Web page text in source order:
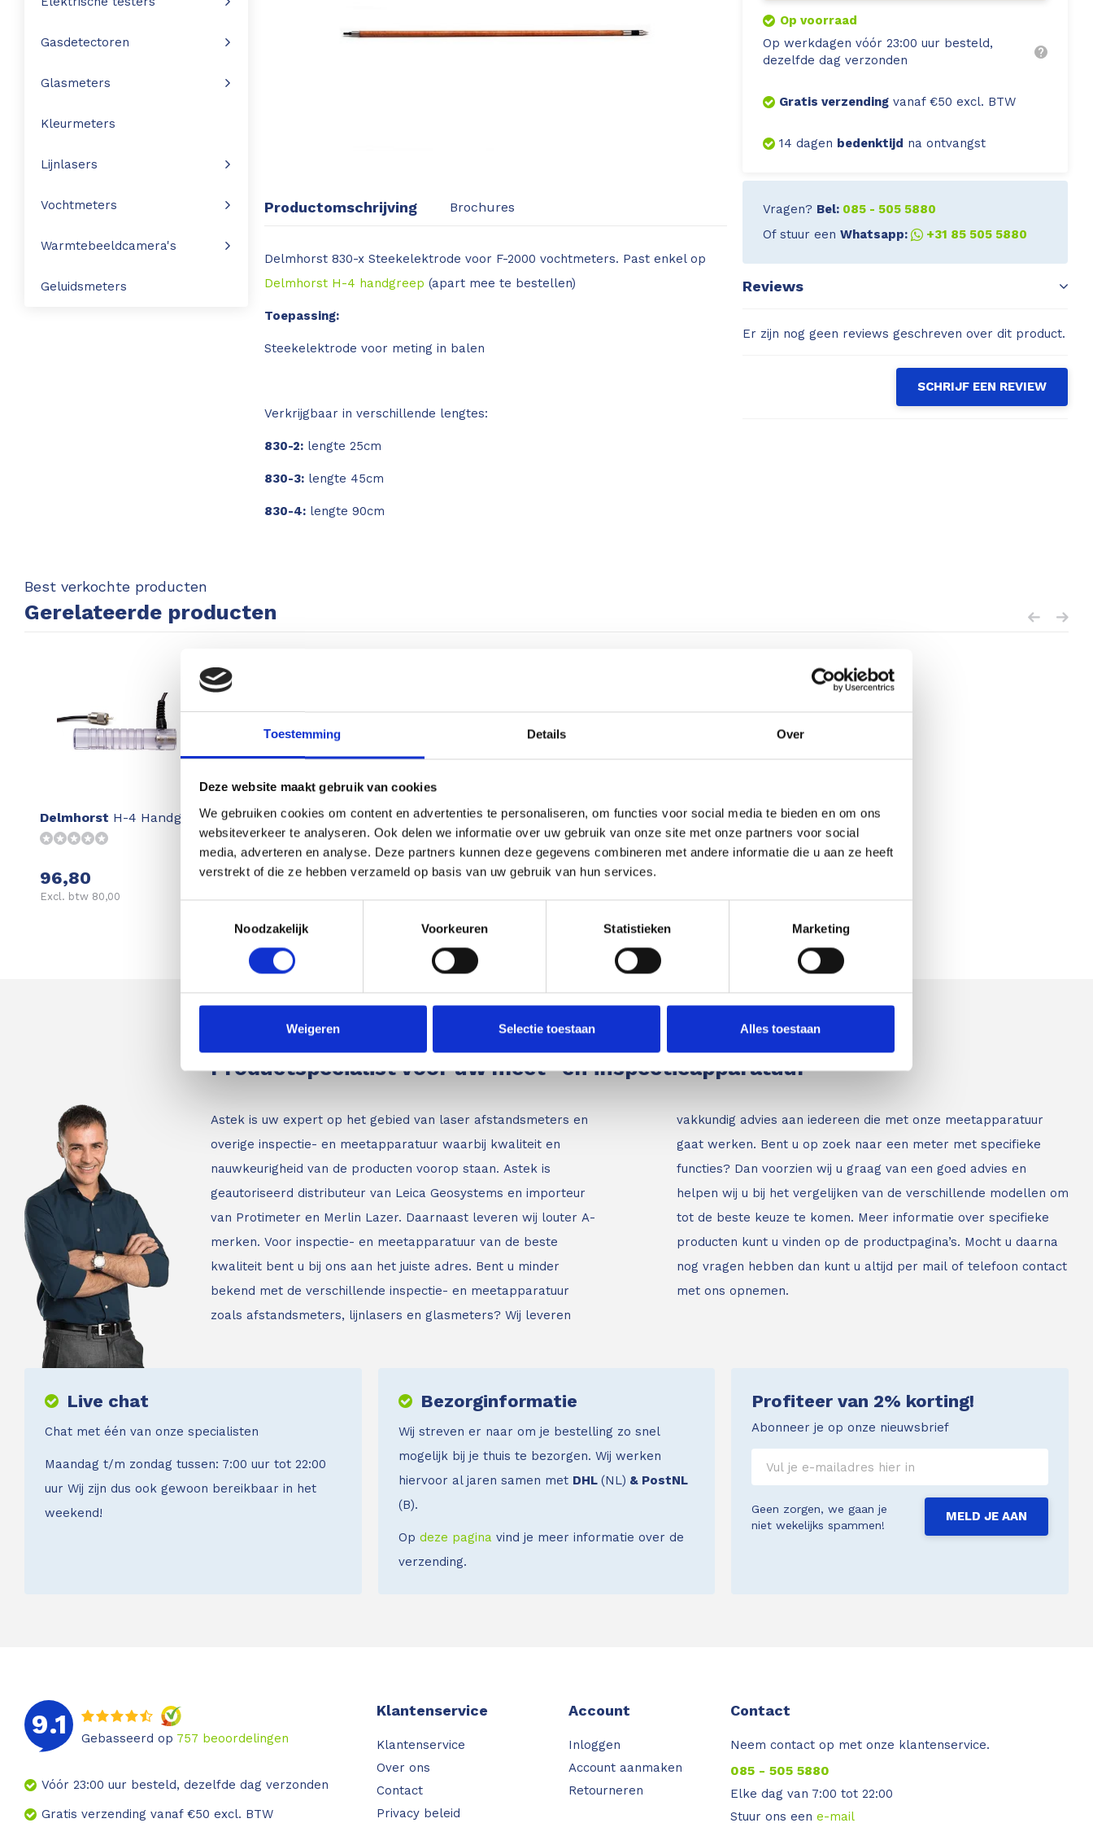
Toestemming Details Over
Deze website maakt gebruik van cookies
We gebruiken cookies om content en advertenties te personaliseren, om functies voor social media te bieden en om ons
websiteverkeer te analyseren. Ook delen we informatie over uw gebruik van onze site met onze partners voor social
media, adverteren en analyse. Deze partners kunnen deze gegevens combineren met andere informatie die u aan ze heeft
verstrekt of die ze hebben verzameld op basis van uw gebruik van hun services.
Noodzakelijk
Voorkeuren Statistieken Marketing
Weigeren Selectie toestaan Alles toestaan
Gasdetectoren
Glasmeters
Kleurmeters
Lijnlasers
Vochtmeters
Warmtebeeldcamera's
Geluidsmeters
Productomschrijving Brochures
Delmhorst 830-x Steekelektrode voor F-2000 vochtmeters. Past enkel op
Delmhorst H-4 handgreep (apart mee te bestellen)
Toepassing:
Steekelektrode voor meting in balen
Verkrijgbaar in verschillende lengtes:
830-2:lengte 25cm
830-3:lengte 45cm
830-4:lengte 90cm
Op voorraad
Op werkdagen vóór 23:00 uur besteld,
dezelfde dag verzonden
Gratis verzending vanaf €50 excl. BTW
14 dagen bedenktijd na ontvangst
Vragen? Bel: 085 - 505 5880
Of stuur een Whatsapp: +31 85 505 5880
Reviews
Er zijn nog geen reviews geschreven over dit product.
SCHRIJF EEN REVIEW
Best verkochte producten
Gerelateerde producten
Delmhorst H-4 Handgreep
96,80
Excl. btw 80,00
Productspecialist voor uw meet- en inspectieapparatuur
Astek is uw expert op het gebied van laser afstandsmeters en
overige inspectie- en meetapparatuur waarbij kwaliteit en
nauwkeurigheid van de producten voorop staan. Astek is
geautoriseerd distributeur van Leica Geosystems en importeur
van Protimeter en Merlin Lazer. Daarnaast leveren wij louter A-
merken. Voor inspectie- en meetapparatuur van de beste
kwaliteit bent u bij ons aan het juiste adres. Bent u minder
bekend met de verschillende inspectie- en meetapparatuur
zoals afstandsmeters, lijnlasers en glasmeters? Wij leveren
vakkundig advies aan iedereen die met onze meetapparatuur
gaat werken. Bent u op zoek naar een meter met specifieke
functies? Dan voorzien wij u graag van een goed advies en
helpen wij u bij het vergelijken van de verschillende modellen om
tot de beste keuze te komen. Meer informatie over specifieke
producten kunt u vinden op de productpagina’s. Mocht u daarna
nog vragen hebben dan kunt u altijd per mail of telefoon contact
met ons opnemen.
Live chat
Chat met één van onze specialisten
Maandag t/m zondag tussen: 7:00 uur tot 22:00
uur Wij zijn dus ook gewoon bereikbaar in het
weekend!
Bezorginformatie
Wij streven er naar om je bestelling zo snel
mogelijk bij je thuis te bezorgen. Wij werken
hiervoor al jaren samen met DHL (NL) & PostNL
(B).
Op deze pagina vind je meer informatie over de
verzending.
Profiteer van 2% korting!
Abonneer je op onze nieuwsbrief
Geen zorgen, we gaan je
niet wekelijks spammen!
MELD JE AAN
9.1 Gebasseerd op 757 beoordelingen
Vóór 23:00 uur besteld, dezelfde dag verzonden
Gratis verzending vanaf €50 excl. BTW
Klantenservice
Klantenservice
Over ons
Contact
Privacy beleid
Account
Inloggen
Account aanmaken
Retourneren
Contact
Neem contact op met onze klantenservice.
085 - 505 5880
Elke dag van 7:00 tot 22:00
Stuur ons een e-mail